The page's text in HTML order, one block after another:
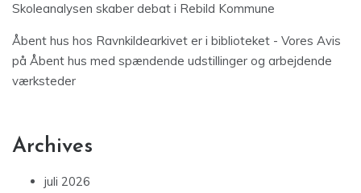
Skoleanalysen skaber debat i Rebild Kommune
Åbent hus hos Ravnkildearkivet er i biblioteket - Vores Avis
på Åbent hus med spændende udstillinger og arbejdende
værksteder
Archives
juli 2026